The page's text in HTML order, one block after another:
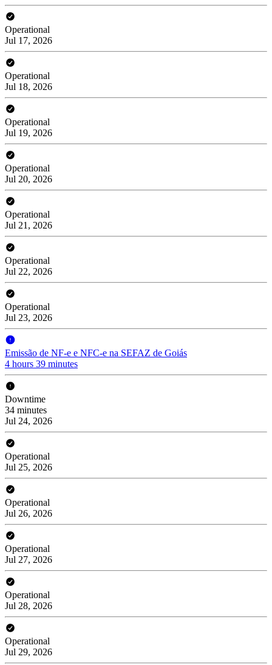
Operational
Jul 17, 2026
Operational
Jul 18, 2026
Operational
Jul 19, 2026
Operational
Jul 20, 2026
Operational
Jul 21, 2026
Operational
Jul 22, 2026
Operational
Jul 23, 2026
Emissão de NF-e e NFC-e na SEFAZ de Goiás
4 hours 39 minutes
Downtime
34 minutes
Jul 24, 2026
Operational
Jul 25, 2026
Operational
Jul 26, 2026
Operational
Jul 27, 2026
Operational
Jul 28, 2026
Operational
Jul 29, 2026